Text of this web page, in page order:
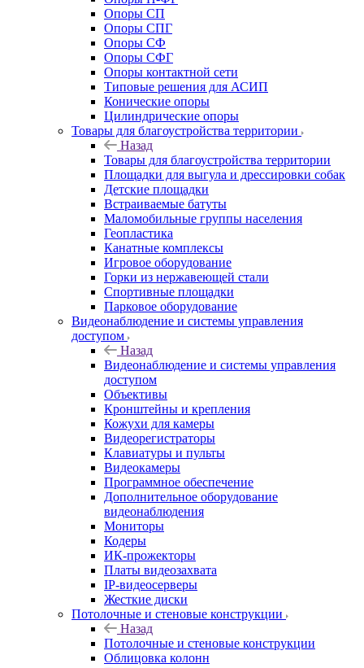
Опоры СП
Опоры СПГ
Опоры СФ
Опоры СФГ
Опоры контактной сети
Типовые решения для АСИП
Конические опоры
Цилиндрические опоры
Товары для благоустройства территории
Назад
Товары для благоустройства территории
Площадки для выгула и дрессировки собак
Детские площадки
Встраиваемые батуты
Маломобильные группы населения
Геопластика
Канатные комплексы
Игровое оборудование
Горки из нержавеющей стали
Спортивные площадки
Парковое оборудование
Видеонаблюдение и системы управления
доступом
Назад
Видеонаблюдение и системы управления
доступом
Объективы
Кронштейны и крепления
Кожухи для камеры
Видеорегистраторы
Клавиатуры и пульты
Видеокамеры
Программное обеспечение
Дополнительное оборудование
видеонаблюдения
Мониторы
Кодеры
ИК-прожекторы
Платы видеозахвата
IP-видеосерверы
Жесткие диски
Потолочные и стеновые конструкции
Назад
Потолочные и стеновые конструкции
Облицовка колонн